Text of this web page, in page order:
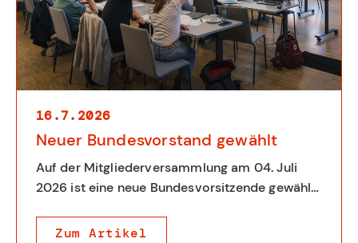
16.7.2026
Neuer Bundesvorstand gewählt
Auf der Mitgliederversammlung am 04. Juli
2026 ist eine neue Bundesvorsitzende gewählt
Zum Artikel